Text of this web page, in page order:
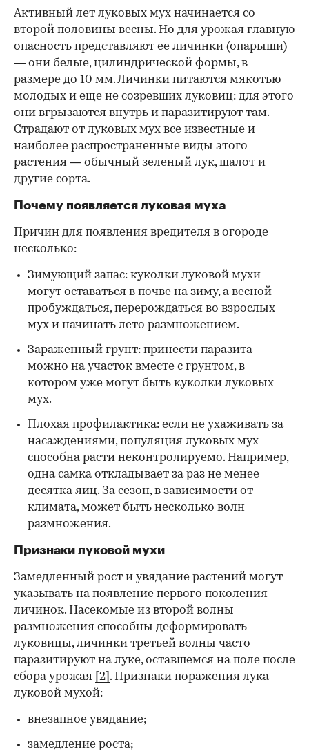
00:00
Активный лет луковых мух начинается со
второй половины весны. Но для урожая главную
опасность представляют ее личинки (опарыши)
— они белые, цилиндрической формы, в
размере до 10 мм. Личинки питаются мякотью
молодых и еще не созревших луковиц: для этого
они вгрызаются внутрь и паразитируют там.
Страдают от луковых мух все известные и
наиболее распространенные виды этого
растения — обычный зеленый лук, шалот и
другие сорта.
Почему появляется луковая муха
Причин для появления вредителя в огороде
несколько:
Зимующий запас: куколки луковой мухи
могут оставаться в почве на зиму, а весной
пробуждаться, перерождаться во взрослых
мух и начинать лето размножением.
Зараженный грунт: принести паразита
можно на участок вместе с грунтом, в
котором уже могут быть куколки луковых
мух.
Плохая профилактика: если не ухаживать за
насаждениями, популяция луковых мух
способна расти неконтролируемо. Например,
одна самка откладывает за раз не менее
десятка яиц. За сезон, в зависимости от
климата, может быть несколько волн
размножения.
Признаки луковой мухи
Замедленный рост и увядание растений могут
указывать на появление первого поколения
личинок. Насекомые из второй волны
размножения способны деформировать
луковицы, личинки третьей волны часто
паразитируют на луке, оставшемся на поле после
сбора урожая [2] . Признаки поражения лука
луковой мухой:
внезапное увядание;
замедление роста;